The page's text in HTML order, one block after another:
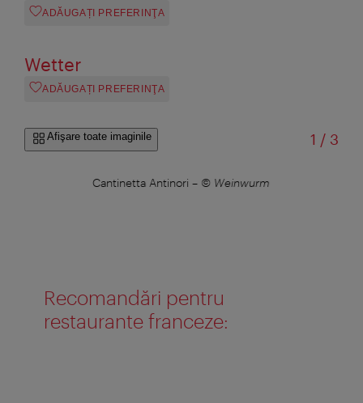
ADĂUGAȚI PREFERINŢA
Wetter
ADĂUGAȚI PREFERINŢA
Afişare toate imaginile 1 /din
3
Cantinetta Antinori – © Weinwurm
Recomandări pentru
restaurante franceze: